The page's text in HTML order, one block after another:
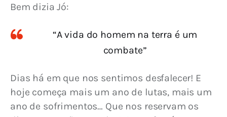
Bem dizia Jó:
“A vida do homem na terra é um
combate”
Dias há em que nos sentimos desfalecer! E
hoje começa mais um ano de lutas, mais um
ano de sofrimentos… Que nos reservam os